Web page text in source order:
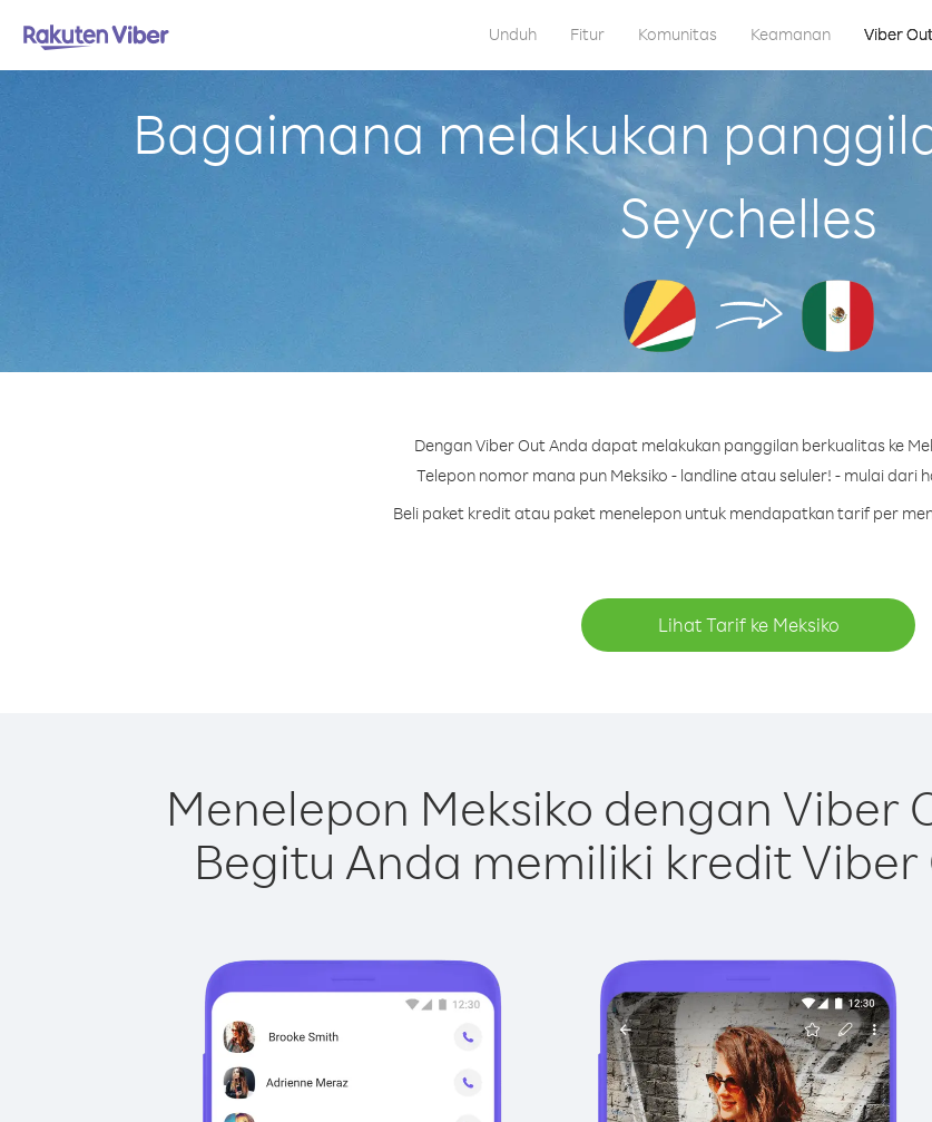
Unduh Fitur Komunitas Keamanan Viber
Bagaimana melakukan
Seychelles
Dengan Viber Out Anda dapat melakukan panggilan berkualitas ke
Telepon nomor mana pun Meksiko - landline atau seluler! - mulai dari
Beli paket kredit atau paket menelepon untuk mendapatkan tarif per
Lihat Tarif ke Meksiko
Menelepon Meksiko dengan Viber
Begitu Anda memiliki kredit